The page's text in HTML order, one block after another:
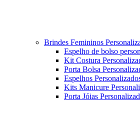
Brindes Femininos
Espelho de bolso
Kit Costura
Porta Bolsa
Espelhos
Kits Manicure
Porta Jóias